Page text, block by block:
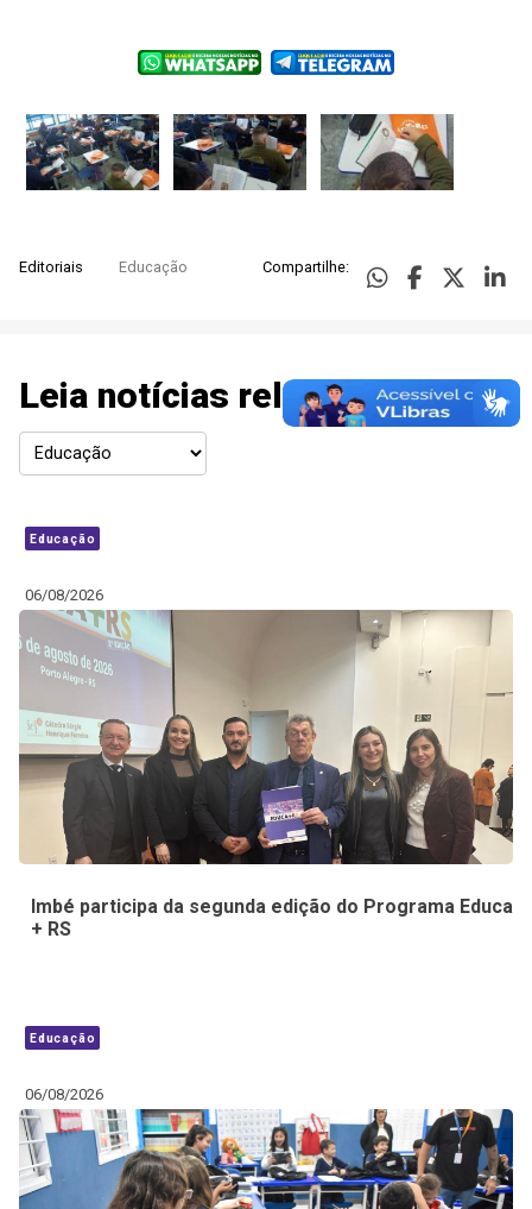
Editoriais Educação Compartilhe:
Leia notícias relacionadas
Educação
06/08/2026
Imbé participa da segunda edição do Programa Educa
+ RS
Educação
06/08/2026